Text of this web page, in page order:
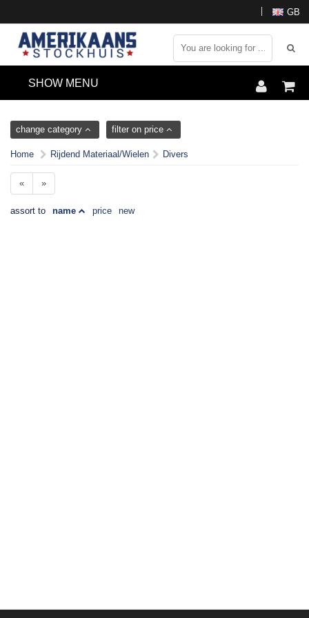
GB
SHOW MENU
change category filter on price
Home Rijdend Materiaal/Wielen Divers
« »
assort to name price new